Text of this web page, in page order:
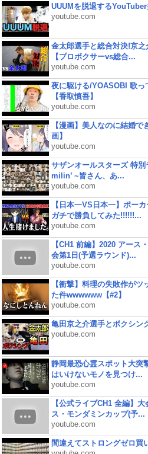
UUUMを脱退する
youtube.com
金太郎選手と総合対決!京
【プロボクサーvs総合...
youtube.com
夜に駆ける/YOASOBI 歌っ
【香取慎吾】
youtube.com
【漫画】美人なのに結婚で
画】
youtube.com
サザンオールスターズ 特
milin’ ~皆さん、あ...
youtube.com
【日本一VS日本一】ポー
ガチで勝負してみた!!!!!!...
youtube.com
【CH1 前編】2020 アース
会第1日(予選ラウンド)...
youtube.com
【衝撃】料理の失敗作がツ
た件wwwwww【#2】
youtube.com
亀田京之介選手とボクシン
youtube.com
静岡最恐心霊スポット大突
はいけないモノを見つけ...
youtube.com
【公式ライブCH1 全編】
ス・モンダミンカップ(予...
youtube.com
間違えてストロングゼロ買